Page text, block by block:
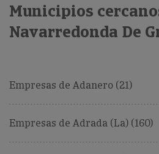
Municipios
Navarredonda De
Empresas de Adanero (21)
Empresas de Adrada (La) (160)